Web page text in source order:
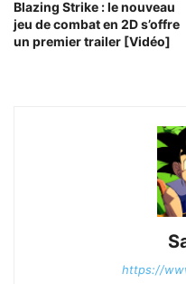
Blazing Strike : le nouveau
jeu de combat en 2D s’offre
un premier trailer [Vidéo]
https://